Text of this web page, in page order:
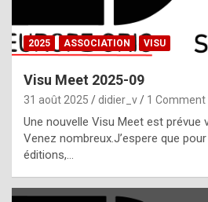
g
h
t
f
2025 ASSOCIATION VISU
Visu Meet 2025-09
31 août 2025 didier_v 1 Comment
Une nouvelle Visu Meet est prévue
Venez nombreux.J’espere que
éditions,…